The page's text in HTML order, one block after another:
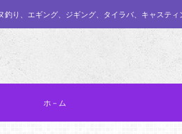
釣り、エギング、ジギング、タイラバ、キャステ
ホ－ム